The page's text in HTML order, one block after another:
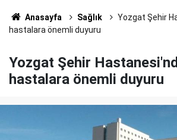
Anasayfa Sağlık
Yozgat Şehir
hastalara önemli duyuru
Yozgat Şehir
hastalara önemli duyuru